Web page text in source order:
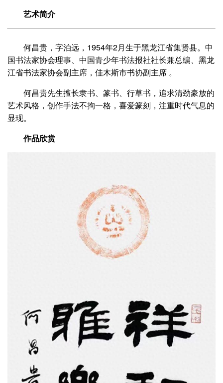
艺术简介
何昌贵，字泊远，1954年2月生于黑龙江省集贤县。中
国书法家协会理事、中国青少年书法报社社长兼总编、黑龙
江省书法家协会副主席，佳木斯市书协副主席 。
何昌贵先生擅长隶书、篆书、行草书，追求清劲豪放的
艺术风格，创作手法不拘一格，喜爱篆刻，注重时代气息的
显现。
作品欣赏